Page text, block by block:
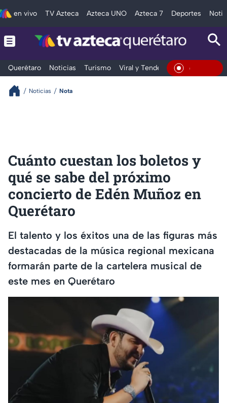
en vivo TV Azteca Azteca UNO Azteca 7 Deportes
Querétaro Noticias Turismo Viral y Tendencia Clima En Vivo
Noticias Nota
Cuánto cuestan los boletos y
qué se sabe del próximo
concierto de Edén Muñoz en
Querétaro
El talento y los éxitos una de las figuras más
destacadas de la música regional mexicana
formarán parte de la cartelera musical de
este mes en Querétaro